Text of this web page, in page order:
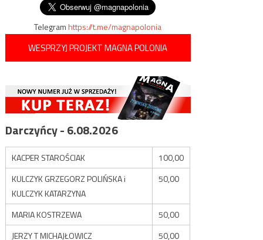
Telegramhttps://t.me/magnapolonia
WESPRZYJ PROJEKT MAGNA POLONIA
Darczyńcy - 6.08.2026
KACPER STAROŚCIAK
100,00
KULCZYK GRZEGORZ POLIŃSKA i
KULCZYK KATARZYNA
50,00
MARIA KOSTRZEWA
50,00
JERZY T MICHAJŁOWICZ
50,00